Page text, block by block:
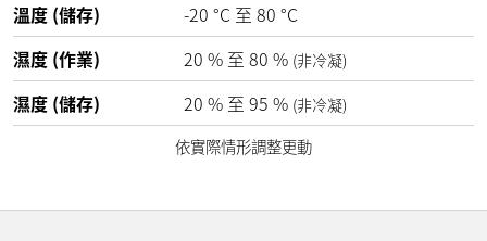
溫度 (儲存)
-20 °C 至 80 °C
濕度 (作業)
20 % 至 80 % (非冷凝)
濕度 (儲存) 20 % 至 95 % (非冷凝)
依實際情形調整更動